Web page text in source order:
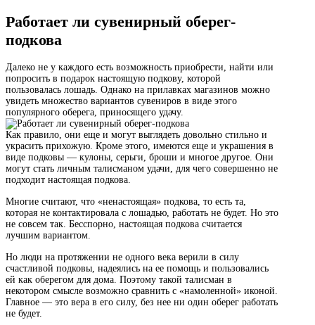
Работает ли сувенирный оберег-
подкова
Далеко не у каждого есть возможность приобрести, найти или
попросить в подарок настоящую подкову, которой
пользовалась лошадь. Однако на прилавках магазинов можно
увидеть множество вариантов сувениров в виде этого
популярного оберега, приносящего удачу.
Как правило, они еще и могут выглядеть довольно стильно и
украсить прихожую. Кроме этого, имеются еще и украшения в
виде подковы — кулоны, серьги, броши и многое другое. Они
могут стать личным талисманом удачи, для чего совершенно не
подходит настоящая подкова.
Многие считают, что «ненастоящая» подкова, то есть та,
которая не контактировала с лошадью, работать не будет. Но это
не совсем так. Бесспорно, настоящая подкова считается
лучшим вариантом.
Но люди на протяжении не одного века верили в силу
счастливой подковы, надеялись на ее помощь и пользовались
ей как оберегом для дома. Поэтому такой талисман в
некотором смысле возможно сравнить с «намоленной» иконой.
Главное — это вера в его силу, без нее ни один оберег работать
не будет.